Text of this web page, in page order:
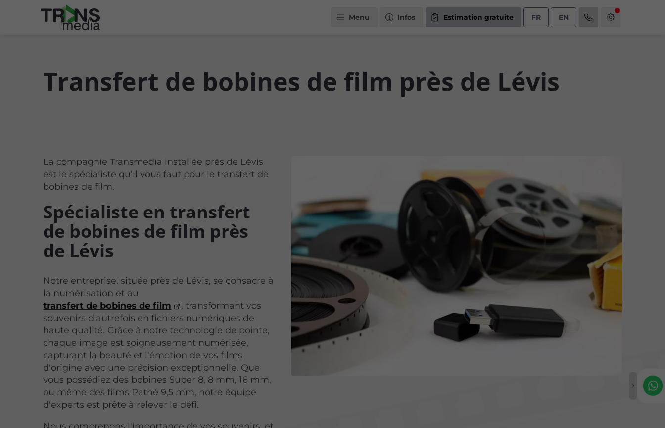
Menu Infos Estimation gratuite FR EN
Transfert de bobines de film près de Lévis
La compagnie Transmedia installée près de Lévis
est le spécialiste qu’il vous faut pour le transfert de
bobines de film.
Spécialiste en transfert
de bobines de film près
de Lévis
Notre entreprise, située près de Lévis, se consacre à
la numérisation et au
transfert de bobines de film
, transformant vos
souvenirs d'autrefois en fichiers numériques de
haute qualité. Grâce à notre technologie de pointe,
chaque image est soigneusement numérisée,
capturant la beauté et l'émotion de vos films
d'origine avec une précision exceptionnelle. Que
vous possédiez des bobines Super 8, 8 mm, 16 mm,
ou même des films Pathé 9,5 mm, notre équipe
d'experts est prête à relever le défi.